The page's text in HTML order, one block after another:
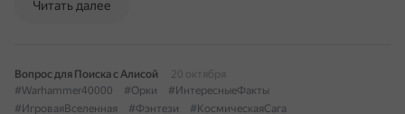
Читать далее
Вопрос для Поиска с Алисой
20 октября
#Warhammer40000
#Орки
#ИнтересныеФакты
#ИгроваяВселенная
#Фэнтези #КосмическаяСага